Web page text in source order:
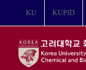
KU KUPID